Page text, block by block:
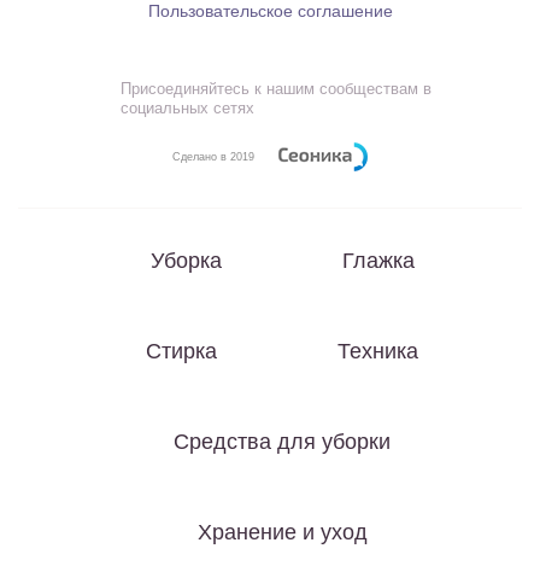
Пользовательское соглашение
Присоединяйтесь к нашим сообществам в
социальных сетях
Сделано в 2019
Уборка Глажка
Стирка Техника
Средства для уборки
Хранение и уход